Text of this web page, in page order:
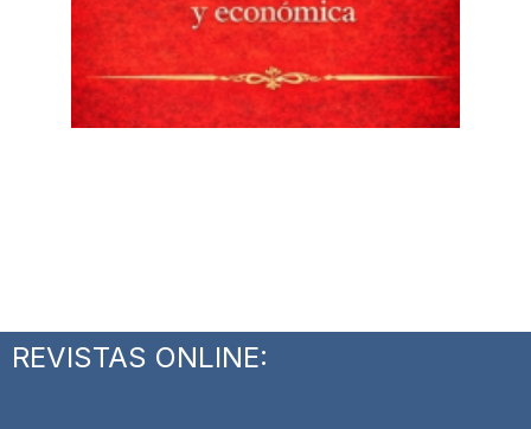
REVISTAS ONLINE: